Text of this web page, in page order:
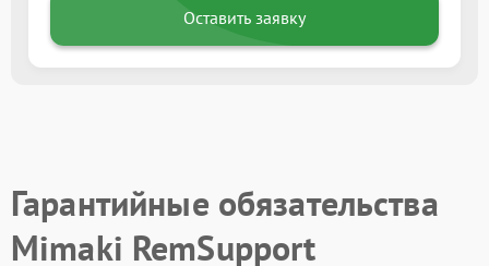
Оставить заявку
Гарантийные обязательства
Mimaki RemSupport